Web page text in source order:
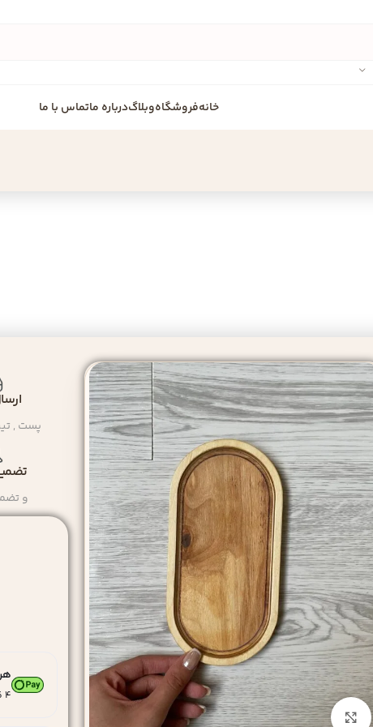
خانهفروشگاهوبلاگدرباره ماتماس با ما
بزرگنمایی تصویر
پست ,
و
۴ قسط ماهانه. بدون سود، چک و ضامن.